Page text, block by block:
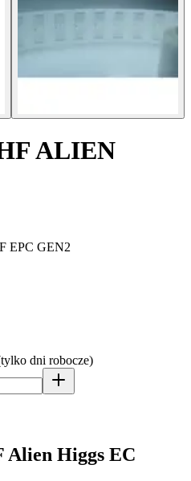
ALIEN
EPC GEN2
dni robocze)
Higgs EC